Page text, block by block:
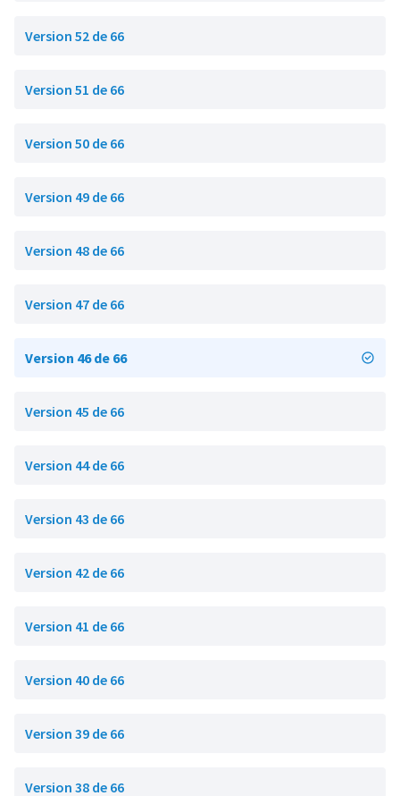
Version 52 de 66
Version 51 de 66
Version 50 de 66
Version 49 de 66
Version 48 de 66
Version 47 de 66
Version 46 de 66
Version 45 de 66
Version 44 de 66
Version 43 de 66
Version 42 de 66
Version 41 de 66
Version 40 de 66
Version 39 de 66
Version 38 de 66